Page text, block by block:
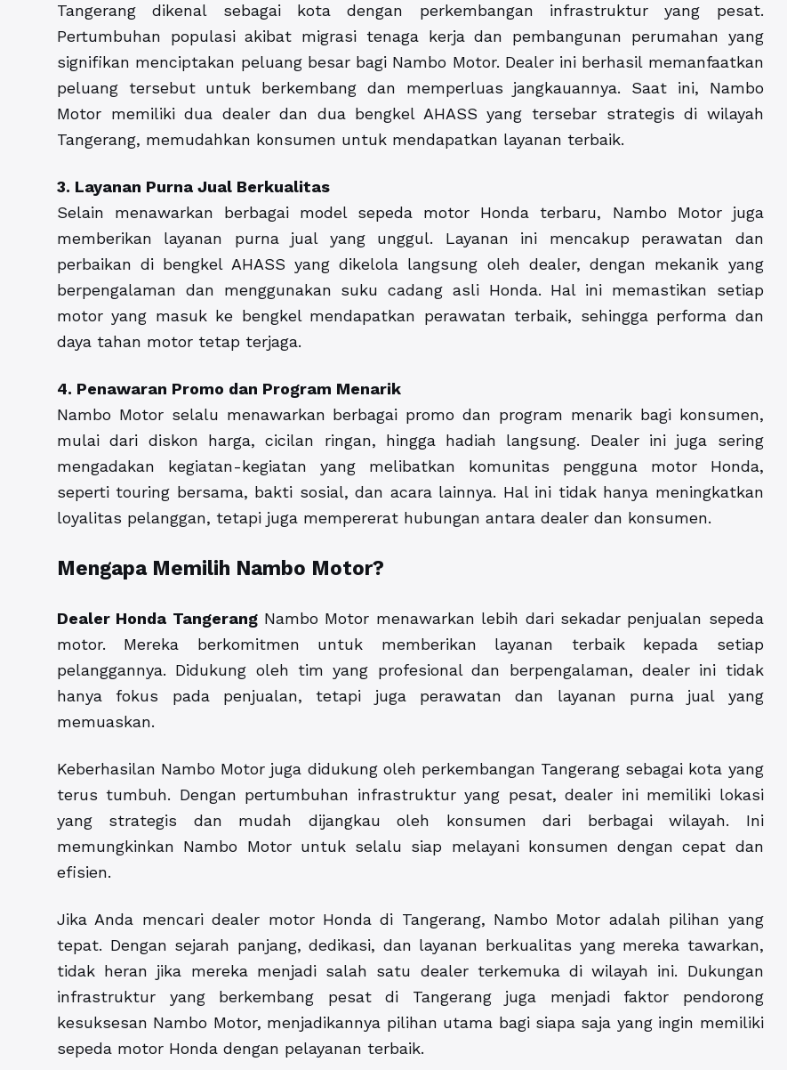
Tangerang dikenal sebagai kota dengan perkembangan infrastruktur yang pesat.
Pertumbuhan populasi akibat migrasi tenaga kerja dan pembangunan perumahan yang
signifikan menciptakan peluang besar bagi Nambo Motor. Dealer ini berhasil memanfaatkan
peluang tersebut untuk berkembang dan memperluas jangkauannya. Saat ini, Nambo
Motor memiliki dua dealer dan dua bengkel AHASS yang tersebar strategis di wilayah
Tangerang, memudahkan konsumen untuk mendapatkan layanan terbaik.
3. Layanan Purna Jual Berkualitas
Selain menawarkan berbagai model sepeda motor Honda terbaru, Nambo Motor juga
memberikan layanan purna jual yang unggul. Layanan ini mencakup perawatan dan
perbaikan di bengkel AHASS yang dikelola langsung oleh dealer, dengan mekanik yang
berpengalaman dan menggunakan suku cadang asli Honda. Hal ini memastikan setiap
motor yang masuk ke bengkel mendapatkan perawatan terbaik, sehingga performa dan
daya tahan motor tetap terjaga.
4. Penawaran Promo dan Program Menarik
Nambo Motor selalu menawarkan berbagai promo dan program menarik bagi konsumen,
mulai dari diskon harga, cicilan ringan, hingga hadiah langsung. Dealer ini juga sering
mengadakan kegiatan-kegiatan yang melibatkan komunitas pengguna motor Honda,
seperti touring bersama, bakti sosial, dan acara lainnya. Hal ini tidak hanya meningkatkan
loyalitas pelanggan, tetapi juga mempererat hubungan antara dealer dan konsumen.
Mengapa Memilih Nambo Motor?
Dealer Honda TangerangNambo Motor menawarkan lebih dari sekadar penjualan sepeda
motor. Mereka berkomitmen untuk memberikan layanan terbaik kepada setiap
pelanggannya. Didukung oleh tim yang profesional dan berpengalaman, dealer ini tidak
hanya fokus pada penjualan, tetapi juga perawatan dan layanan purna jual yang
memuaskan.
Keberhasilan Nambo Motor juga didukung oleh perkembangan Tangerang sebagai kota yang
terus tumbuh. Dengan pertumbuhan infrastruktur yang pesat, dealer ini memiliki lokasi
yang strategis dan mudah dijangkau oleh konsumen dari berbagai wilayah. Ini
memungkinkan Nambo Motor untuk selalu siap melayani konsumen dengan cepat dan
efisien.
Jika Anda mencari dealer motor Honda di Tangerang, Nambo Motor adalah pilihan yang
tepat. Dengan sejarah panjang, dedikasi, dan layanan berkualitas yang mereka tawarkan,
tidak heran jika mereka menjadi salah satu dealer terkemuka di wilayah ini. Dukungan
infrastruktur yang berkembang pesat di Tangerang juga menjadi faktor pendorong
kesuksesan Nambo Motor, menjadikannya pilihan utama bagi siapa saja yang ingin memiliki
sepeda motor Honda dengan pelayanan terbaik.